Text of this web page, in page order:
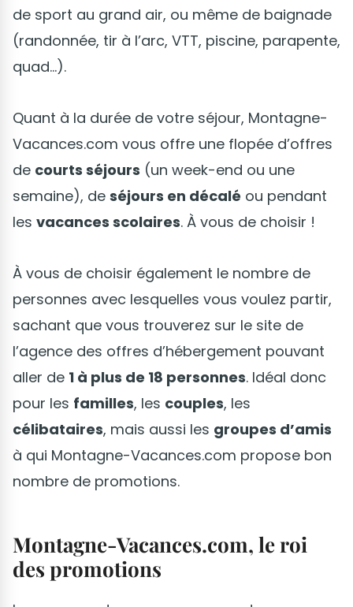
de sport au grand air, ou même de baignade
(randonnée, tir à l’arc, VTT, piscine, parapente,
quad…).
Quant à la durée de votre séjour, Montagne-
Vacances.com vous offre une flopée d’offres
de courts séjours (un week-end ou une
semaine), de séjours en décalé ou pendant
les vacances scolaires. À vous de choisir !
À vous de choisir également le nombre de
personnes avec lesquelles vous voulez partir,
sachant que vous trouverez sur le site de
l’agence des offres d’hébergement pouvant
aller de 1 à plus de 18 personnes. Idéal donc
pour les familles, les couples, les
célibataires, mais aussi les groupes d’amis
à qui Montagne-Vacances.com propose bon
nombre de promotions.
Montagne-Vacances.com, le roi
des promotions